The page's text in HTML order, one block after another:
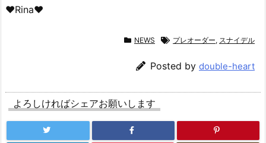
♥Rina♥
NEWS プレオーダー, スナイデル
Posted by double-heart
よろしければシェアお願いします